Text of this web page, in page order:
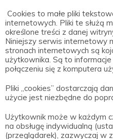
Cookies to małe pliki
internetowych. Pliki te służą
określone treści z danej
Niniejszy serwis internetowy
stronach internetowych są
użytkownika. Są to
połączeniu się z komputera
Pliki „cookies” dostarczają
użycie jest niezbędne do
Użytkownik może w każdym
na obsługę indywidualną
(przeglądarek), zazwyczaj w